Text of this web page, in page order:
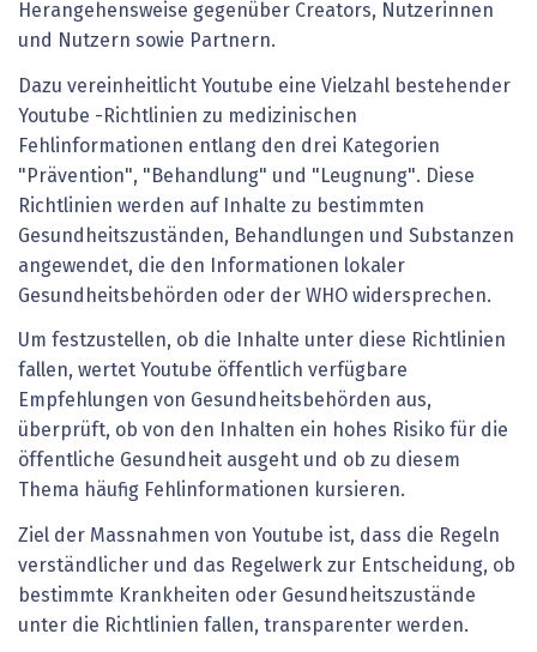
Herangehensweise gegenüber Creators, Nutzerinnen
und Nutzern sowie Partnern.
Dazu vereinheitlicht Youtube eine Vielzahl bestehender
Youtube -Richtlinien zu medizinischen
Fehlinformationen entlang den drei Kategorien
"Prävention", "Behandlung" und "Leugnung". Diese
Richtlinien werden auf Inhalte zu bestimmten
Gesundheitszuständen, Behandlungen und Substanzen
angewendet, die den Informationen lokaler
Gesundheitsbehörden oder der WHO widersprechen.
Um festzustellen, ob die Inhalte unter diese Richtlinien
fallen, wertet Youtube öffentlich verfügbare
Empfehlungen von Gesundheitsbehörden aus,
überprüft, ob von den Inhalten ein hohes Risiko für die
öffentliche Gesundheit ausgeht und ob zu diesem
Thema häufig Fehlinformationen kursieren.
Ziel der Massnahmen von Youtube ist, dass die Regeln
verständlicher und das Regelwerk zur Entscheidung, ob
bestimmte Krankheiten oder Gesundheitszustände
unter die Richtlinien fallen, transparenter werden.